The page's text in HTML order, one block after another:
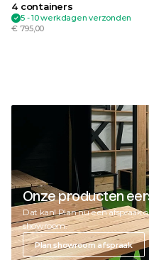
4 containers
5 - 10 werkdagen verzonden
€ 795,00
Onze producten
Dat kan! Plan nu een afspraak
showroom.
Plan showroom afspraak